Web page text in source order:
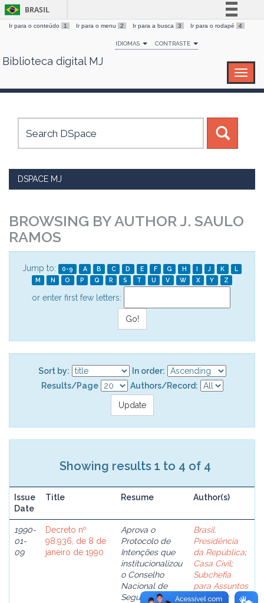
Skip
BRASIL
Simplifique!
Comunica BR
Canais
Ir para o conteúdo 1 Ir para o menu 2 Ir para a busca 3 Ir para o rodapé 4
IDIOMAS CONTRASTE
Biblioteca digital MJ
DSPACE MJ
BROWSING BY AUTHOR J. SAULO
RAMOS
Jump to: 0-9 A B C D E F G H I J K
L
M
N O P Q R S T U V W X Y Z
or enter first few letters:
Sort by:
In order:
Results/Page
Authors/Record:
Showing results 1 to 4 of 4
Issue
Date
Title Resume Author(s)
1990-
01-
09
Decreto nº
98.936, de 8 de
janeiro de 1990
Aprova o
Protocolo de
Intenções que
institucionalizou
o Conselho
Nacional de
Segurança
Brasil.
Presidência
da República;
Casa Civil;
Subchefia
para Assuntos
Jurídicos ;